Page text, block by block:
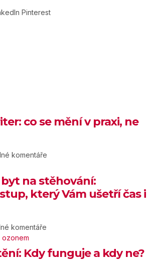
Pinterest
co se mění v praxi, ne
komentáře
na stěhování:
který Vám ušetří čas i
komentáře
Kdy funguje a kdy ne?